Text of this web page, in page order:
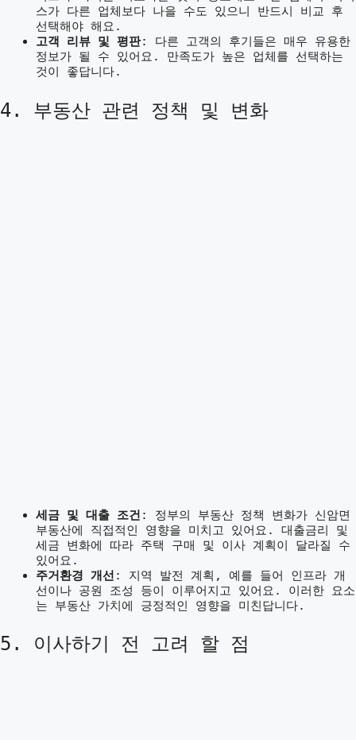
스가 다른 업체보다 나을 수도 있으니 반드시 비교 후
선택해야 해요.
고객 리뷰 및 평판: 다른 고객의 후기들은 매우 유용한
정보가 될 수 있어요. 만족도가 높은 업체를 선택하는
것이 좋답니다.
4. 부동산 관련 정책 및 변화
세금 및 대출 조건 : 정부의 부동산 정책 변화가 신암면
부동산에 직접적인 영향을 미치고 있어요. 대출금리 및
세금 변화에 따라 주택 구매 및 이사 계획이 달라질 수
있어요.
주거환경 개선 : 지역 발전 계획, 예를 들어 인프라 개
선이나 공원 조성 등이 이루어지고 있어요. 이러한 요소
는 부동산 가치에 긍정적인 영향을 미친답니다.
5. 이사하기 전 고려 할 점